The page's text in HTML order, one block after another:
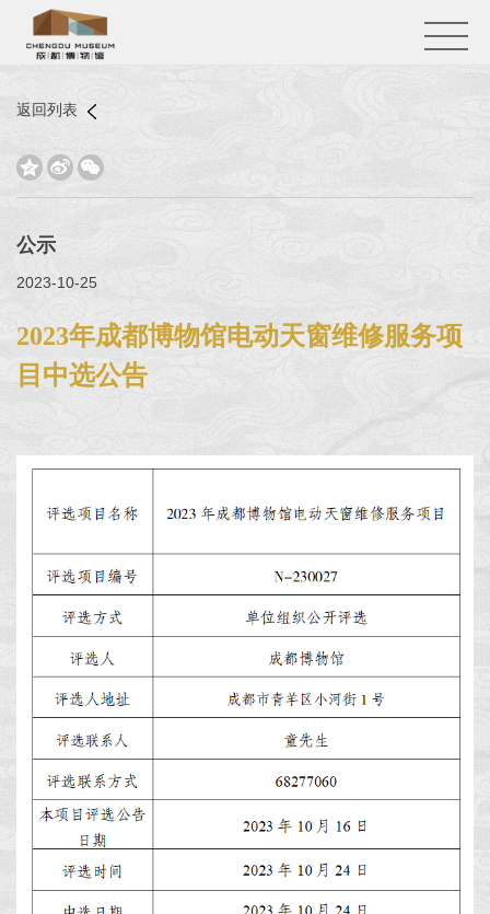
返回列表
  
公示
2023-10-25
2023年成都博物馆电动天窗维修服务项
目中选公告